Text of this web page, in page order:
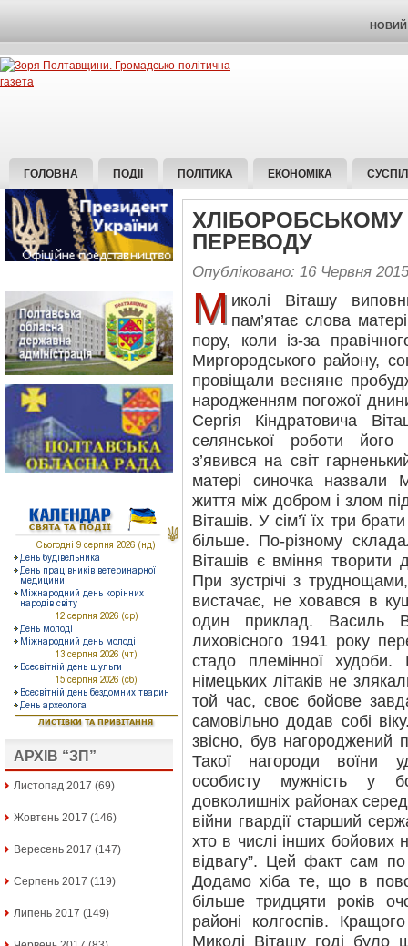
НОВИЙ
ГОЛОВНА ПОДІЇ ПОЛІТИКА ЕКОНОМІКА
АРХІВ “ЗП”
Листопад 2017 (69)
Жовтень 2017 (146)
Вересень 2017 (147)
Серпень 2017 (119)
Липень 2017 (149)
ПЕРЕВОДУ
Опубліковано: 16 Червня 2015
М иколі Віташу
пам’ятає слова
пору, коли із-за
Миргородського району,
провіщали весняне
народженням погожої
Сергія Кіндратовича
селянської роботи
з’явився на світ
матері синочка
життя між добром і злом
Віташів. У сім’ї їх три
більше. По-різному
Віташів є вміння
При зустрічі з
вистачає, не ховався в
один приклад. Василь
лиховісного 1941 року
стадо племінної
німецьких літаків не
той час, своє бойове
самовільно додав собі
звісно, був нагороджений
Такої нагороди воїни
особисту мужність у
довколишніх районах серед
війни гвардії старший
хто в числі інших бойових
відвагу”. Цей факт сам по
Додамо хіба те, що в
більше тридцяти років
районі колгоспів.
Миколі Віташу годі